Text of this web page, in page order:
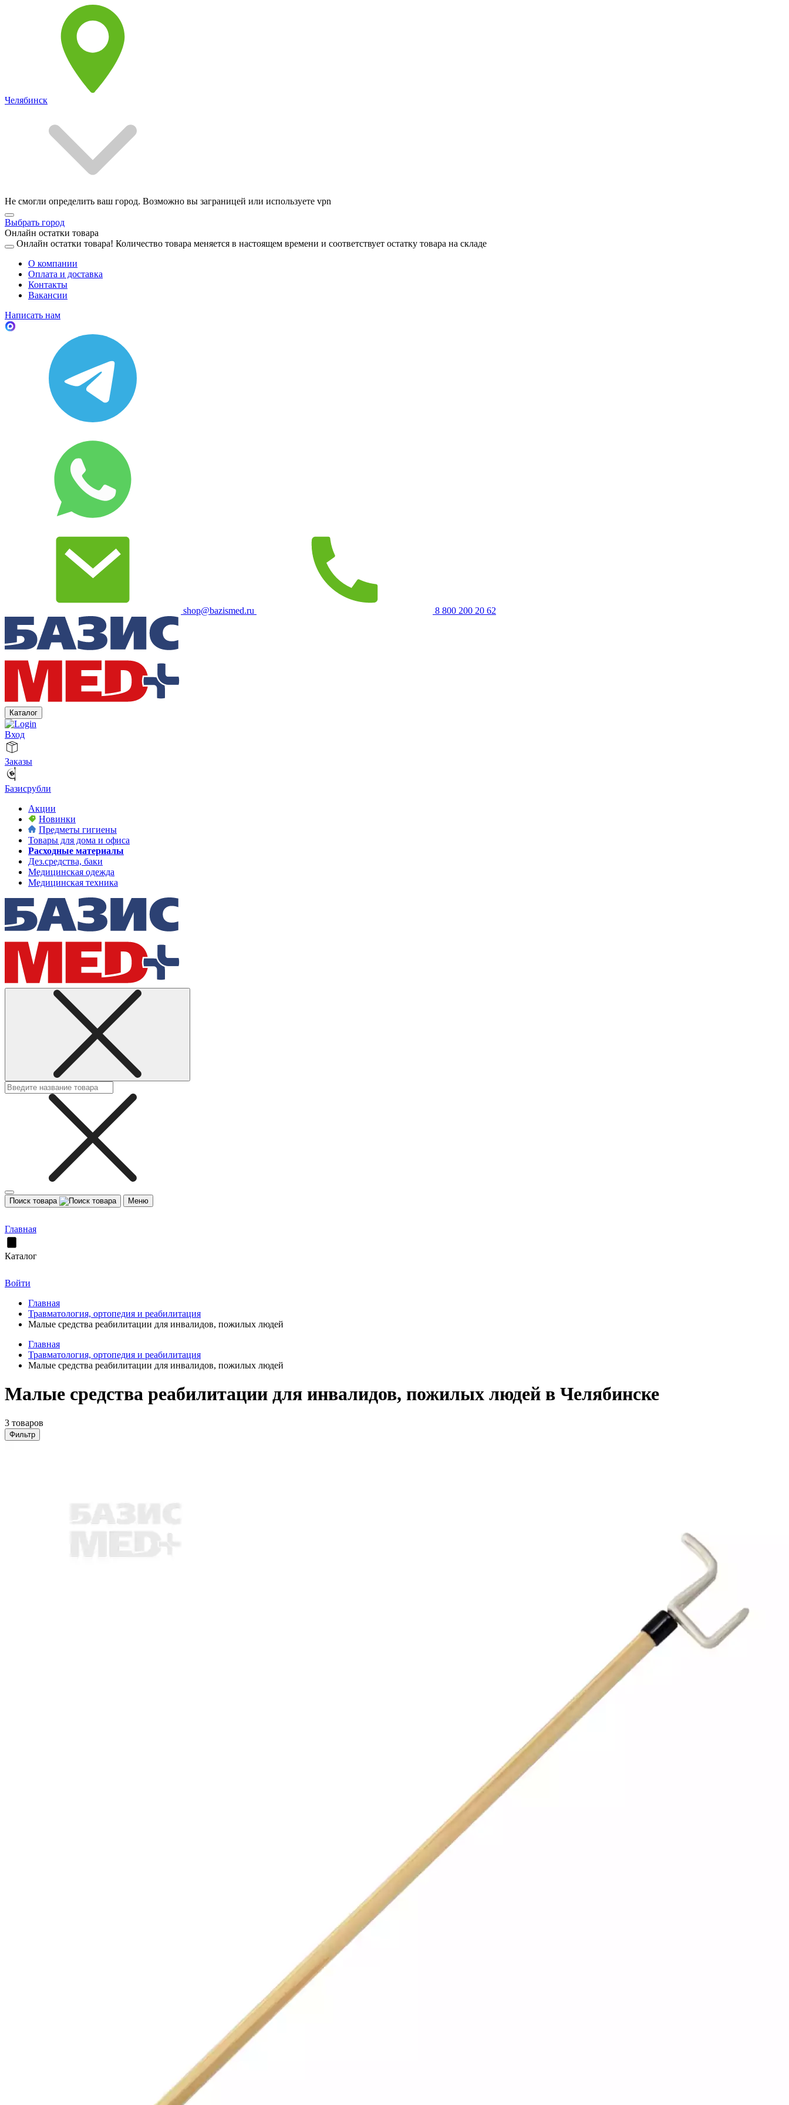
Челябинск
Не смогли определить ваш город. Возможно вы заграницей или используете vpn
Выбрать город
Онлайн остатки товара
Онлайн остатки товара! Количество товара меняется в настоящем времени и соответствует остатку товара на складе
О компании
Оплата и доставка
Контакты
Вакансии
Написать нам
shop@bazismed.ru 8 800 200 20 62
Каталог
Вход
Заказы
Базисрубли
Акции
Новинки
Предметы гигиены
Товары для дома и офиса
Расходные материалы
Дез.средства, баки
Медицинская одежда
Медицинская техника
Поиск товара Меню
Главная
Каталог
Войти
Главная
Травматология, ортопедия и реабилитация
Малые средства реабилитации для инвалидов, пожилых людей
Главная
Травматология, ортопедия и реабилитация
Малые средства реабилитации для инвалидов, пожилых людей
Малые средства реабилитации для инвалидов, пожилых людей в Челябинске
3 товаров
Фильтр